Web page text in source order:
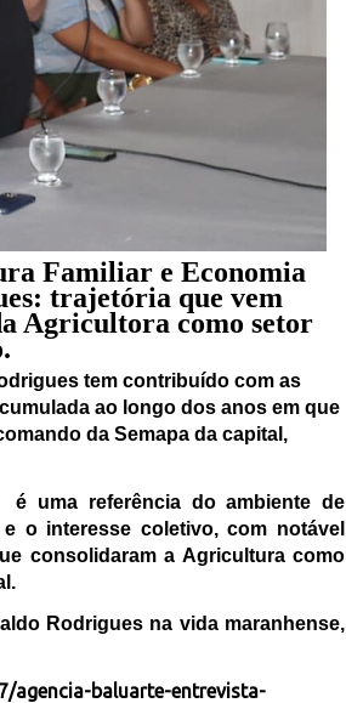
Familiar e Economia
trajetória que vem
Agricultora como setor
tem contribuído com as
ao longo dos anos em que
da Semapa da capital,
é uma referência do ambiente de
o interesse coletivo, com notável
consolidaram a Agricultura como
Rodrigues na vida maranhense,
agencia-baluarte-entrevista-